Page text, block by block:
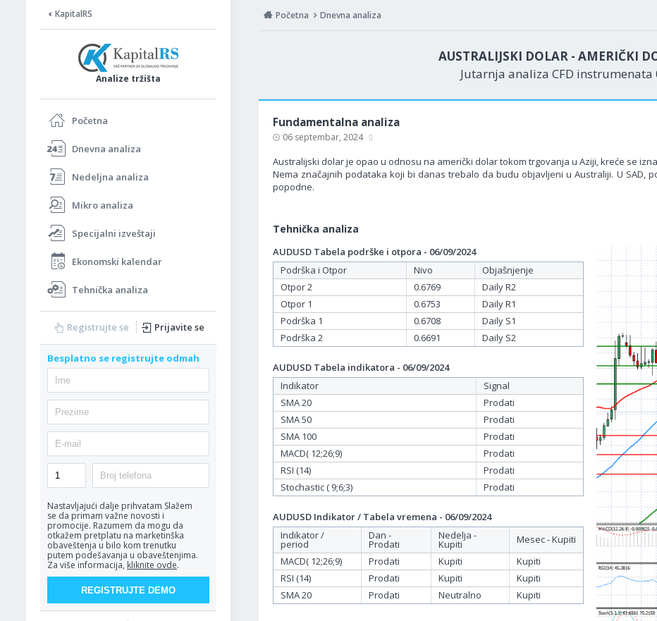
KapitalRS
Analize tržišta
Početna
Dnevna analiza
Nedeljna analiza
Mikro analiza
Specijalni izveštaji
Ekonomski kalendar
Tehnička analiza
Registrujte se Prijavite se
Besplatno se registrujte odmah
Nastavljajući dalje prihvatam Slažem
se da primam važne novosti i
promocije. Razumem da mogu da
otkažem pretplatu na marketinška
obaveštenja u bilo kom trenutku
putem podešavanja u obaveštenjima.
Za više informacija, kliknite ovde.
Početna Dnevna analiza
AUSTRALIJSKI DOLAR - AMERIČKI
Jutarnja analiza CFD
Fundamentalna analiza
06 septembar, 2024
Australijski dolar je opao u odnosu na američki dolar tokom trgovanja u Aziji, kreće se
Nema značajnih podataka koji bi danas trebalo da budu objavljeni u Australiji. U SAD,
popodne.
Tehnička analiza
AUDUSD Tabela podrške i otpora - 06/09/2024
Podrška i Otpor
Nivo
Objašnjenje
Otpor 2
0.6769
Daily R2
Otpor 1
0.6753
Daily R1
Podrška 1
0.6708
Daily S1
Podrška 2
0.6691 Daily S2
AUDUSD Tabela indikatora - 06/09/2024
Indikator
Signal
SMA 20
Prodati
SMA 50
Prodati
SMA 100
Prodati
MACD( 12;26;9)
Prodati
RSI (14)
Prodati
Stochastic ( 9;6;3)
Prodati
AUDUSD Indikator / Tabela vremena - 06/09/2024
Indikator /
period
Dan -
Prodati
Nedelja -
Kupiti
Mesec - Kupiti
MACD( 12;26;9)
Prodati Kupiti
Kupiti
RSI (14)
Prodati Kupiti
Kupiti
SMA 20
Prodati Neutralno Kupiti